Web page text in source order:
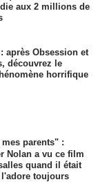
aux 2 millions de
après Obsession et
découvrez le
horrifique
parents" :
Nolan a vu ce film
quand il était
toujours